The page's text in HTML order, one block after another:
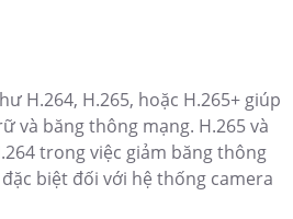
H.264, H.265, hoặc H.265+ giúp
và băng thông mạng. H.265 và
trong việc giảm băng thông
biệt đối với hệ thống camera